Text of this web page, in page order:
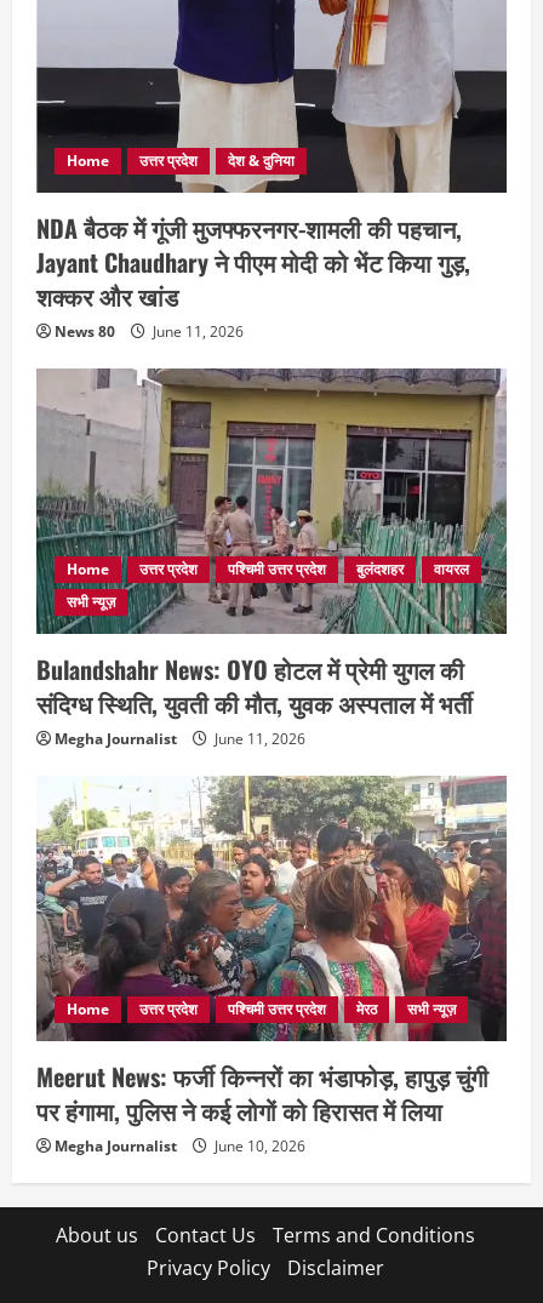
Home उत्तर प्रदेश देश & दुनिया
NDA बैठक में गूंजी मुजफ्फरनगर-शामली की पहचान,
Jayant Chaudhary ने पीएम मोदी को भेंट किया गुड़,
शक्कर और खांड
News 80 June 11, 2026
Home उत्तर प्रदेश पश्चिमी उत्तर प्रदेश बुलंदशहर
वायरल
सभी न्यूज़
Bulandshahr News: OYO होटल में प्रेमी युगल की
संदिग्ध स्थिति, युवती की मौत, युवक अस्पताल में भर्ती
Megha Journalist June 11, 2026
Home उत्तर प्रदेश पश्चिमी उत्तर प्रदेश मेरठ सभी न्यूज़
Meerut News: फर्जी किन्नरों का भंडाफोड़, हापुड़ चुंगी
पर हंगामा, पुलिस ने कई लोगों को हिरासत में लिया
Megha Journalist June 10, 2026
About us Contact Us
Terms and Conditions
Privacy Policy
Disclaimer